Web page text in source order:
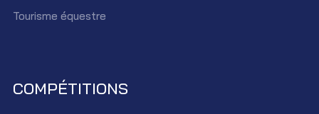
Tourisme équestre
COMPÉTITIONS